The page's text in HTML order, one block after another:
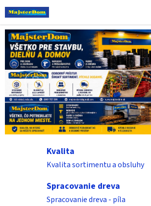
Prejsť
na
obsah
V
t
a
t
Predchádzajúce
Kvalita
Kvalita sortimentu a obsluhy
Spracovanie dreva
Spracovanie dreva - píla